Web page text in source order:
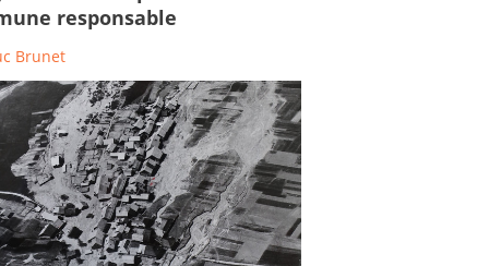
responsable
Brunet